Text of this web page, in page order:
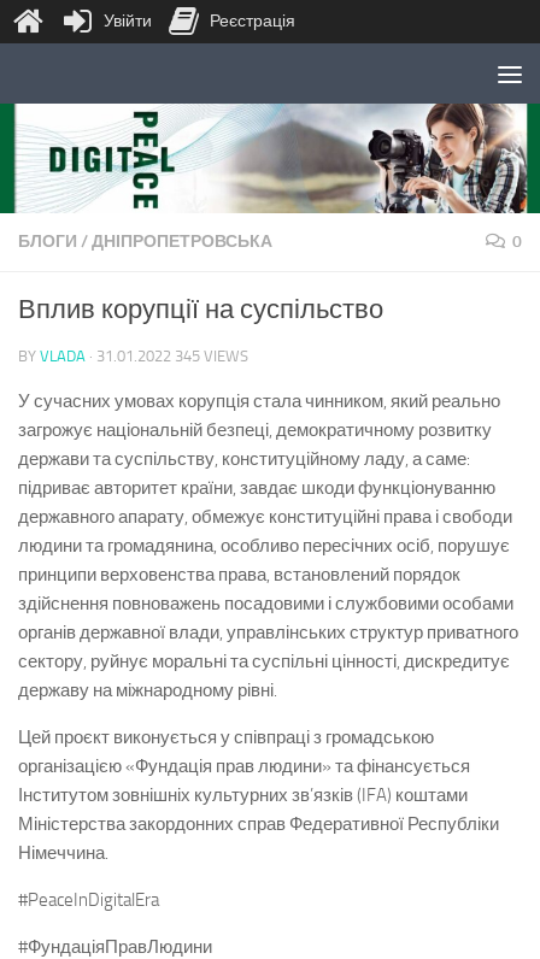
Skip to content
БЛОГИ /ДНІПРОПЕТРОВСЬКА 0
Вплив корупції на суспільство
BY VLADA · 31.01.2022 345 VIEWS
У сучасних умовах корупція стала чинником, який реально
загрожує національній безпеці, демократичному розвитку
держави та суспільству, конституційному ладу, а саме:
підриває авторитет країни, завдає шкоди функціонуванню
державного апарату, обмежує конституційні права і свободи
людини та громадянина, особливо пересічних осіб, порушує
принципи верховенства права, встановлений порядок
здійснення повноважень посадовими і службовими особами
органів державної влади, управлінських структур приватного
сектору, руйнує моральні та суспільні цінності, дискредитує
державу на міжнародному рівні.
Цей проєкт виконується у співпраці з громадською
організацією «Фундація прав людини» та фінансується
Інститутом зовнішніх культурних зв’язків (IFA) коштами
Міністерства закордонних справ Федеративної Республіки
Німеччина.
#PeaceInDigitalEra
#ФундаціяПравЛюдини
Увійти Реєстрація